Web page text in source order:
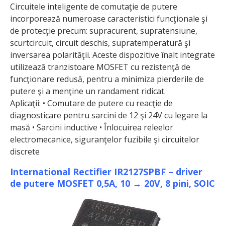
Circuitele inteligente de comutaţie de putere
incorporează numeroase carac­teristici funcţionale şi
de protecţie precum: supracurent, supratensiune,
scurtcircuit, circuit deschis, supratemperatură şi
inversarea polarităţii. Aceste dispozitive înalt integrate
utilizează tranzistoare MOSFET cu rezistenţă de
funcţionare redusă, pentru a minimiza pierderile de
putere şi a menţine un randament ridicat.
Aplicaţii: • Comutare de putere cu reacţie de
diagnosticare pentru sarcini de 12 şi 24V cu legare la
masă • Sarcini inductive • Înlocuirea releelor
electromecanice, siguranţelor fuzibile şi circuitelor
discrete
International Rectifier IR2127SPBF – driver
de putere MOSFET 0,5A, 10 → 20V, 8 pini, SOIC